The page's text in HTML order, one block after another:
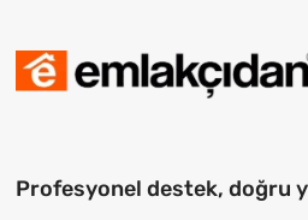
Profesyonel destek, doğru